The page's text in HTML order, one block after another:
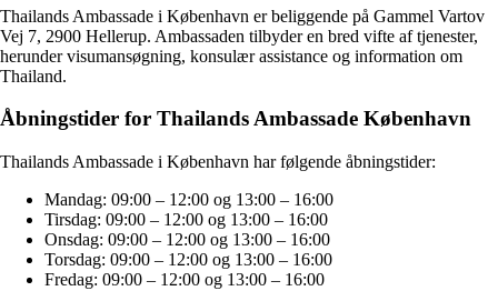
Thailands Ambassade i København er beliggende på Gammel Vartov
Vej 7, 2900 Hellerup. Ambassaden tilbyder en bred vifte af tjenester,
herunder visumansøgning, konsulær assistance og information om
Thailand.
Åbningstider for Thailands Ambassade København
Thailands Ambassade i København har følgende åbningstider:
Mandag: 09:00 – 12:00 og 13:00 – 16:00
Tirsdag: 09:00 – 12:00 og 13:00 – 16:00
Onsdag: 09:00 – 12:00 og 13:00 – 16:00
Torsdag: 09:00 – 12:00 og 13:00 – 16:00
Fredag: 09:00 – 12:00 og 13:00 – 16:00